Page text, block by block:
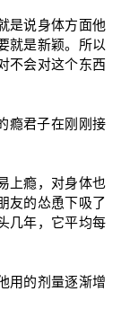
是说身体方面他
就是新颖。所以
不会对这个东西
瘾君子在刚刚接
上瘾，对身体也
友的怂恿下吸了
几年，它平均每
用的剂量逐渐增